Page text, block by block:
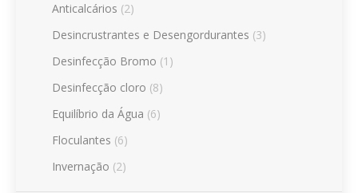
Anticalcários (2)
Desincrustrantes e Desengordurantes (3)
Desinfecção Bromo (1)
Desinfecção cloro (8)
Equilíbrio da Água (6)
Floculantes (6)
Invernação (2)